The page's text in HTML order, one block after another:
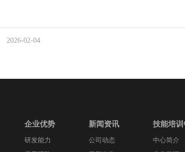
2026-02-04
企业优势
研发能力
新闻资讯
公司动态
技能培训
中心简介